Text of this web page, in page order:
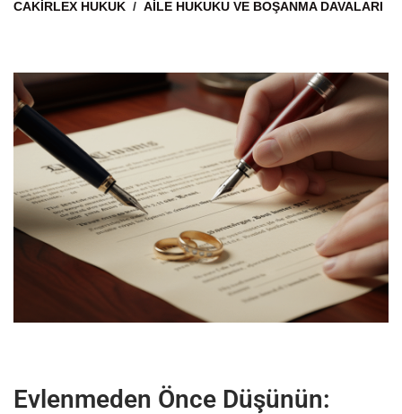
CAKIRLEX HUKUK AILE HUKUKU VE BOŞANMA DAVALARI
Evlenmeden Önce Düşünün: